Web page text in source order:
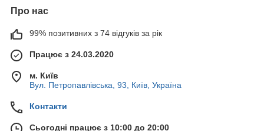
Про нас
99% позитивних з 74 відгуків за рік
Працює з 24.03.2020
м. Київ
Вул. Петропавлівська, 93, Київ, Україна
Контакти
Сьогодні працює з 10:00 до 20:00